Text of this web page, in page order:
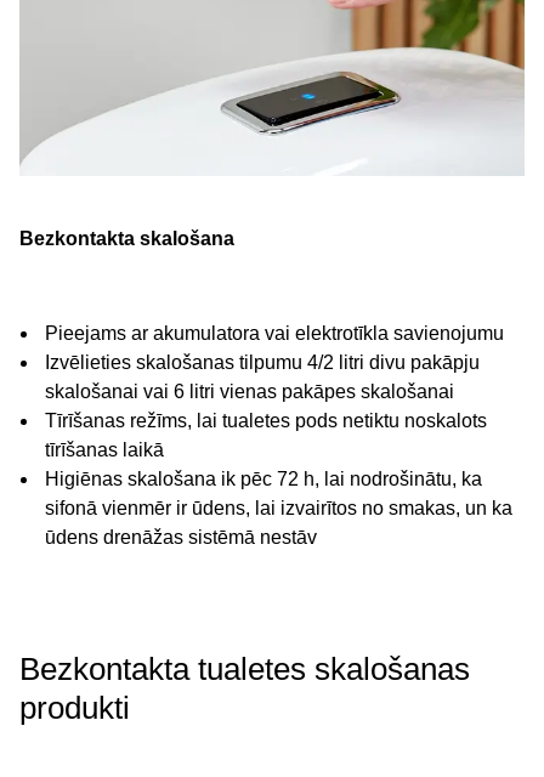
Bezkontakta skalošana
Pieejams ar akumulatora vai elektrotīkla savienojumu
Izvēlieties skalošanas tilpumu 4/2 litri divu pakāpju
skalošanai vai 6 litri vienas pakāpes skalošanai
Tīrīšanas režīms, lai tualetes pods netiktu noskalots
tīrīšanas laikā
Higiēnas skalošana ik pēc 72 h, lai nodrošinātu, ka
sifonā vienmēr ir ūdens, lai izvairītos no smakas, un ka
ūdens drenāžas sistēmā nestāv
Bezkontakta tualetes skalošanas
produkti